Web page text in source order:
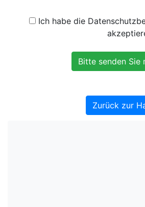
Ich habe die
Zurück zur